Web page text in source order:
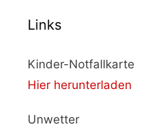
Links
Kinder-Notfallkarte
Hier herunterladen
Unwetter